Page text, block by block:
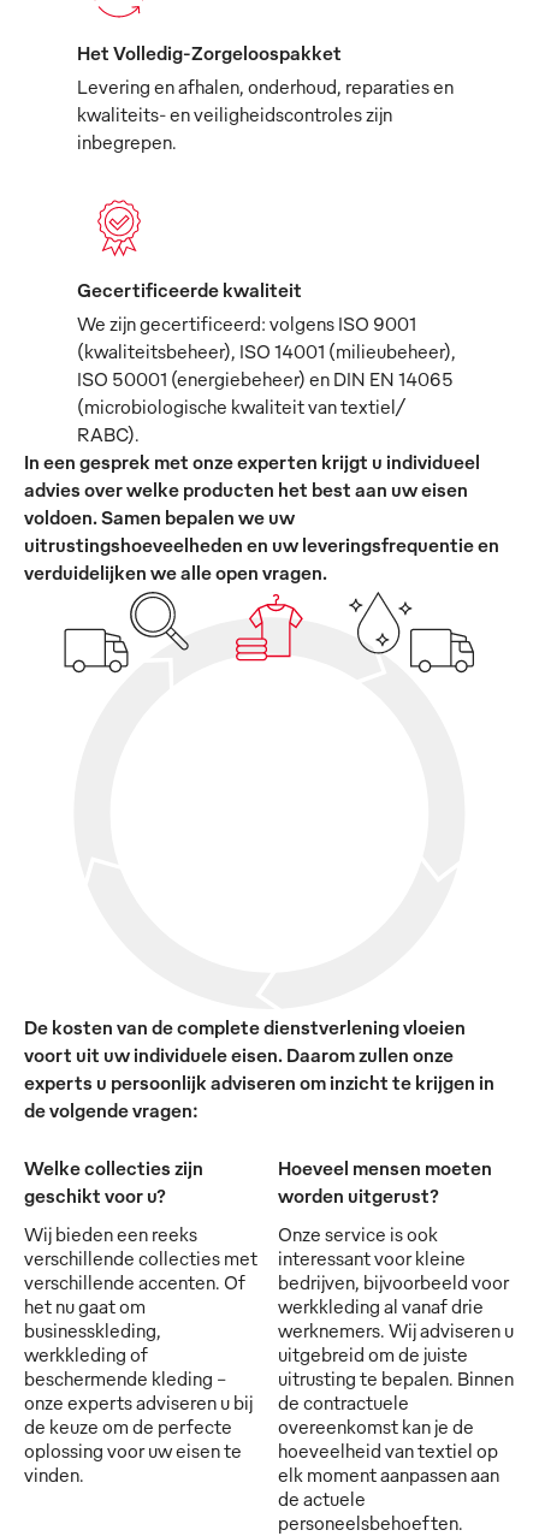
Het Volledig-Zorgeloospakket
Levering en afhalen, onderhoud, reparaties en
kwaliteits- en veiligheidscontroles zijn
inbegrepen.
Gecertificeerde kwaliteit
We zijn gecertificeerd: volgens ISO 9001
(kwaliteitsbeheer), ISO 14001 (milieubeheer),
ISO 50001 (energiebeheer) en DIN EN 14065
(microbiologische kwaliteit van textiel/
RABC).
In een gesprek met onze experten krijgt u individueel
advies over welke producten het best aan uw eisen
voldoen. Samen bepalen we uw
uitrustingshoeveelheden en uw leveringsfrequentie en
verduidelijken we alle open vragen.
De kosten van de complete dienstverlening vloeien
voort uit uw individuele eisen. Daarom zullen onze
experts u persoonlijk adviseren om inzicht te krijgen in
de volgende vragen:
Welke collecties zijn
geschikt voor u?
Wij bieden een reeks
verschillende collecties met
verschillende accenten. Of
het nu gaat om
businesskleding,
werkkleding of
beschermende kleding -
onze experts adviseren u bij
de keuze om de perfecte
oplossing voor uw eisen te
vinden.
Hoeveel mensen moeten
worden uitgerust?
Onze service is ook
interessant voor kleine
bedrijven, bijvoorbeeld voor
werkkleding al vanaf drie
werknemers. Wij adviseren u
uitgebreid om de juiste
uitrusting te bepalen. Binnen
de contractuele
overeenkomst kan je de
hoeveelheid van textiel op
elk moment aanpassen aan
de actuele
personeelsbehoeften.